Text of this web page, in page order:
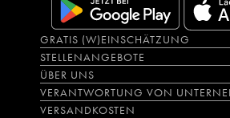
GRATIS (W)EINSCHÄTZUNG
STELLENANGEBOTE
ÜBER UNS
VERANTWORTUNG VON
VERSANDKOSTEN